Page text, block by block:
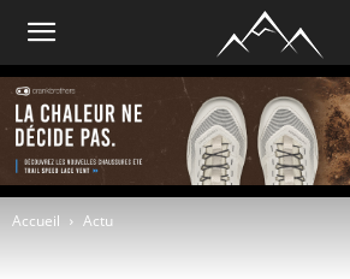
Accueil Actu